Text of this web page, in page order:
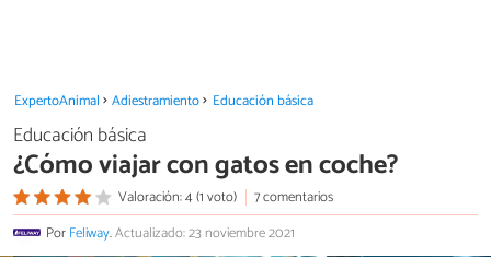
ExpertoAnimal Adiestramiento Educación básica
Educación básica
¿Cómo viajar con gatos en coche?
Valoración: 4 (1 voto)
7 comentarios
PorFeliway.Actualizado: 23 noviembre 2021